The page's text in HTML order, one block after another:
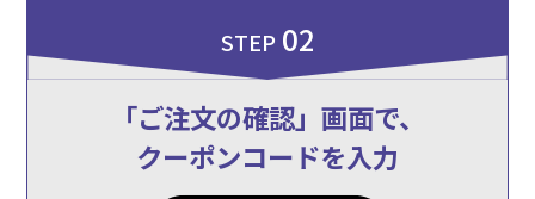
STEP 02
「ご注文の確認」画面で、
クーポンコードを入力